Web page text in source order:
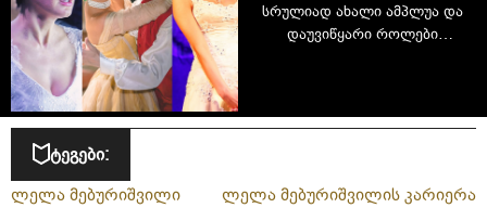
სრულიად ახალი ამპლუა და
დაუვიწყარი როლები
ტეგები:
ლელა მებურიშვილი
ლელა მებურიშვილის კარიერა